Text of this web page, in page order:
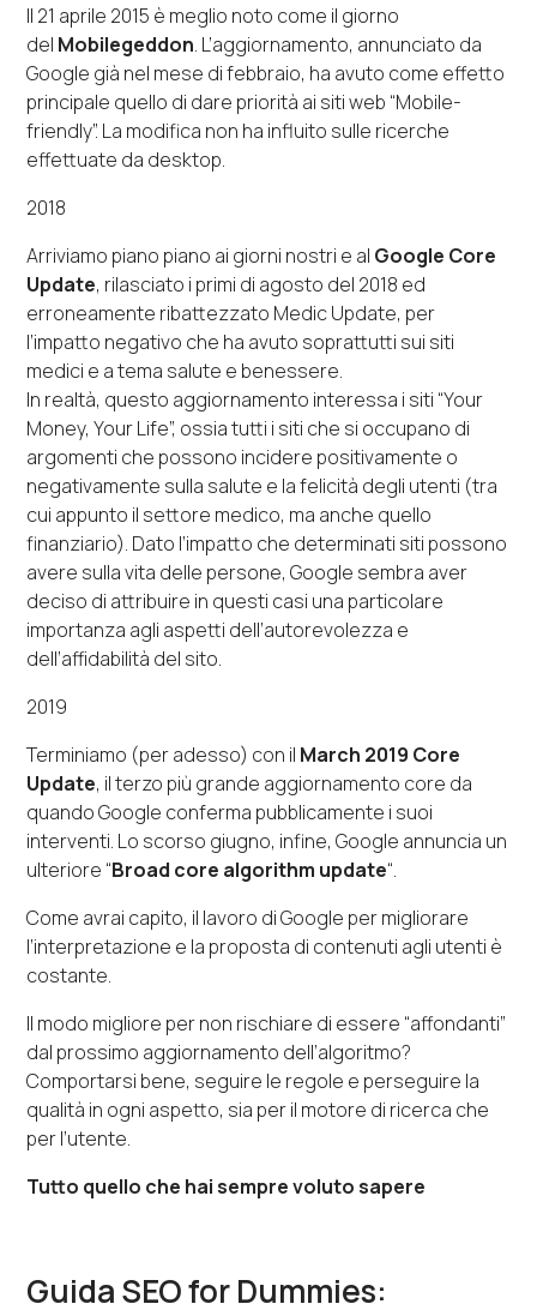
Il 21 aprile 2015 è meglio noto come il giorno
del Mobilegeddon. L’aggiornamento, annunciato da
Google già nel mese di febbraio, ha avuto come effetto
principale quello di dare priorità ai siti web “Mobile-
friendly”. La modifica non ha influito sulle ricerche
effettuate da desktop.
2018
Arriviamo piano piano ai giorni nostri e al Google Core
Update, rilasciato i primi di agosto del 2018 ed
erroneamente ribattezzato Medic Update, per
l’impatto negativo che ha avuto soprattutti sui siti
medici e a tema salute e benessere.
In realtà, questo aggiornamento interessa i siti “Your
Money, Your Life”, ossia tutti i siti che si occupano di
argomenti che possono incidere positivamente o
negativamente sulla salute e la felicità degli utenti (tra
cui appunto il settore medico, ma anche quello
finanziario). Dato l’impatto che determinati siti possono
avere sulla vita delle persone, Google sembra aver
deciso di attribuire in questi casi una particolare
importanza agli aspetti dell’autorevolezza e
dell’affidabilità del sito.
2019
Terminiamo (per adesso) con il March 2019 Core
Update, il terzo più grande aggiornamento core da
quando Google conferma pubblicamente i suoi
interventi. Lo scorso giugno, infine, Google annuncia un
ulteriore “Broad core algorithm update“.
Come avrai capito, il lavoro di Google per migliorare
l’interpretazione e la proposta di contenuti agli utenti è
costante.
Il modo migliore per non rischiare di essere “affondanti”
dal prossimo aggiornamento dell’algoritmo?
Comportarsi bene, seguire le regole e perseguire la
qualità in ogni aspetto, sia per il motore di ricerca che
per l’utente.
Tutto quello che hai sempre voluto sapere
Guida SEO for Dummies: